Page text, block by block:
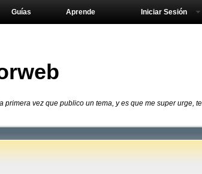
Aprende
Guías Iniciar Sesión
primera vez que publico un tema, y es que me super urge,